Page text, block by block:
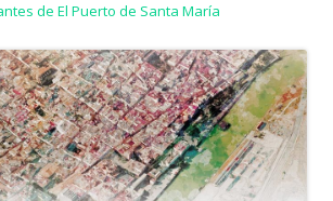
de El Puerto de Santa María